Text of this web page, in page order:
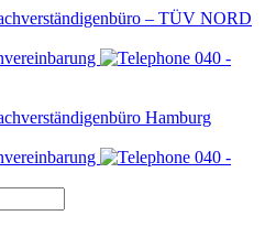
040 -
040 -